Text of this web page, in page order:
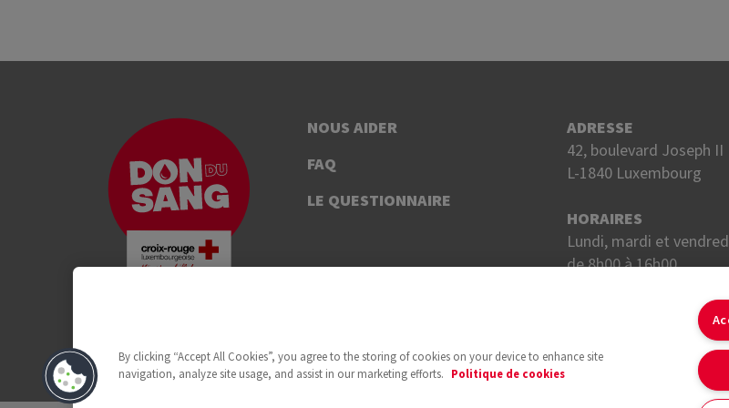
NOUS AIDER
FAQ
LE QUESTIONNAIRE
ADRESSE
42, boulevard Joseph II
L-1840 Luxembourg
HORAIRES
Lundi, mardi et
de 8h00 à 16h00.
By clicking “Accept All Cookies”, you agree to the storing of cookies on your device to enhance site
navigation, analyze site usage, and assist in our marketing efforts.
Politique de cookies